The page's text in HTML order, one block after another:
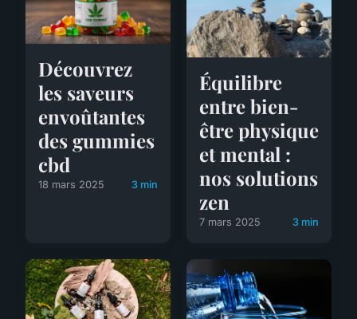
Découvrez
les saveurs
envoûtantes
des gummies
cbd
18 mars 2025 3 min
Équilibre
entre bien-
être physique
et mental :
nos solutions
zen
7 mars 2025 3 min